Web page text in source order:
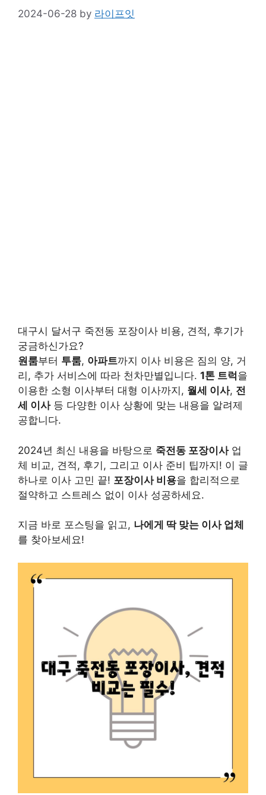
2024-06-28 by 라이프잇
대구시 달서구 죽전동 포장이사 비용, 견적, 후기가
궁금하신가요?
원룸부터 투룸, 아파트까지 이사 비용은 짐의 양, 거
리, 추가 서비스에 따라 천차만별입니다. 1톤 트럭 을
이용한 소형 이사부터 대형 이사까지, 월세 이사, 전
세 이사등 다양한 이사 상황에 맞는 내용을 알려제
공합니다.
2024년 최신 내용을 바탕으로 죽전동 포장이사업
체 비교, 견적, 후기, 그리고 이사 준비 팁까지! 이 글
하나로 이사 고민 끝! 포장이사 비용을 합리적으로
절약하고 스트레스 없이 이사 성공하세요.
지금 바로 포스팅을 읽고, 나에게 딱 맞는 이사 업체
를 찾아보세요!